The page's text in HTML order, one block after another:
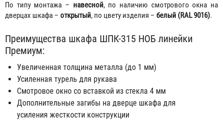
По типу монтажа – навесной, по наличию смотрового окна на
дверцах шкафа – открытый, по цвету изделия – белый (RAL 9016).
Преимущества шкафа ШПК-315 НОБ линейки
Премиум:
Увеличенная толщина металла (до 1 мм)
Усиленная турель для рукава
Смотровое окно со вставкой из стекла 4 мм
Дополнительные загибы на дверце шкафа для
усиления жесткости конструкции